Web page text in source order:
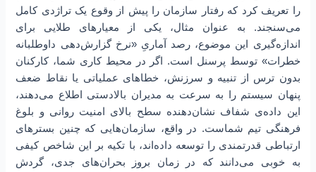
را تعریف کرد که رفتار سازمان را پیش از وقوع یک تراژدی کامل
می‌سنجند. به عنوان مثال، یکی از معیارهای طلایی برای
اندازه‌گیری این موضوع، رصد آماریِ «نرخ گزارش‌دهی داوطلبانه
خطرات» توسط پرسنل است. اگر در محیط کاری شما، کارکنان
بدون ترس از تنبیه و سرزنش، خطاهای عملیاتی یا نقاط ضعف
پنهان سیستم را به سرعت به مدیران بالادستی اطلاع می‌دهند،
این داده‌ی شفاف نشان‌دهنده سطح بالای امنیت روانی و بلوغ
فرهنگی تیم شماست. در واقع، سازمان‌هایی که چنین بسترهای
ارتباطی قدرتمندی را توسعه داده‌اند، با تکیه بر این شاخص کیفی
به خوبی می‌دانند که در زمان بروز بحران‌های جدی، گردش